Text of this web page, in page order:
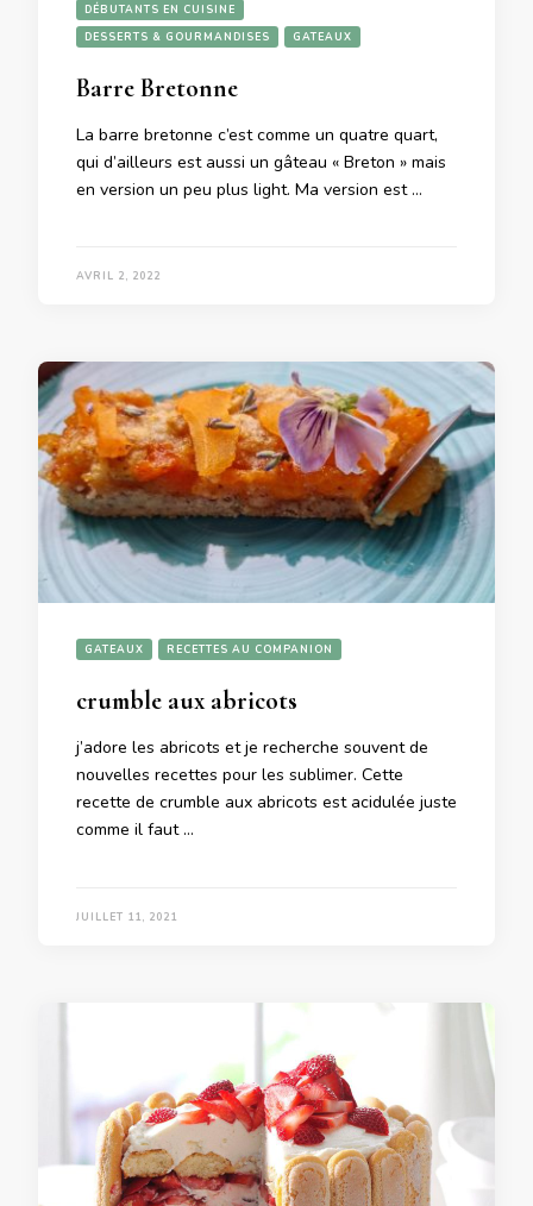
DÉBUTANTS EN CUISINE
DESSERTS & GOURMANDISES
GATEAUX
Barre Bretonne
La barre bretonne c’est comme un quatre quart,
qui d’ailleurs est aussi un gâteau « Breton » mais
en version un peu plus light. Ma version est …
AVRIL 2, 2022
GATEAUX RECETTES AU COMPANION
crumble aux abricots
j’adore les abricots et je recherche souvent de
nouvelles recettes pour les sublimer. Cette
recette de crumble aux abricots est acidulée juste
comme il faut …
JUILLET 11, 2021